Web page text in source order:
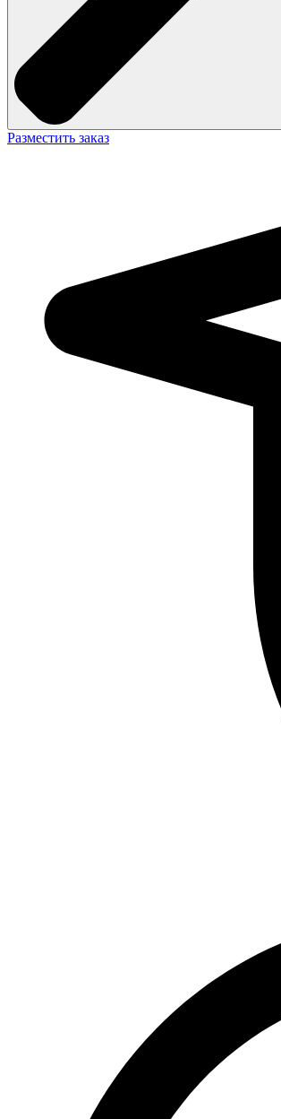
Разместить заказ